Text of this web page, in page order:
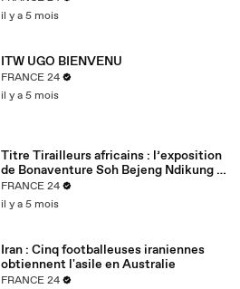
il y a 5 mois
ITW UGO BIENVENU
FRANCE 24
il y a 5 mois
Titre Tirailleurs africains : l’exposition
de Bonaventure Soh Bejeng Ndikung à
Berlin
FRANCE 24
il y a 5 mois
Iran : Cinq footballeuses iraniennes
obtiennent l'asile en Australie
FRANCE 24